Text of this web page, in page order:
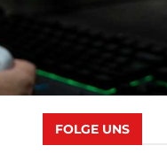
FOLGE UNS